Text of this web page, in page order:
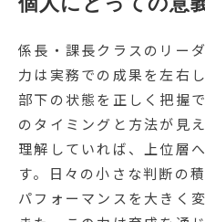
係長・課長クラスのリー
力は実務での成果を左右し
部下の状態を正しく把握
のタイミングと方法が見
理解していれば、上位層
す。日々の小さな判断の
パフォーマンスを大きく